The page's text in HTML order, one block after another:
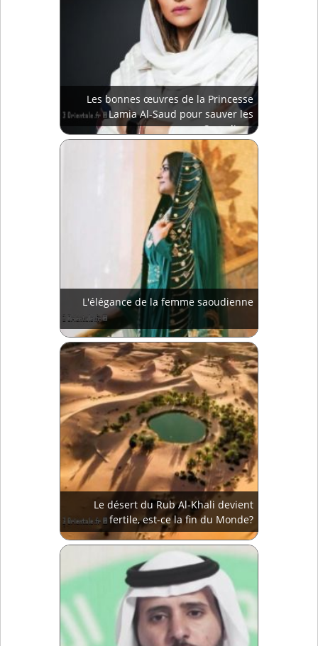
Les bonnes œuvres de la Princesse
Lamia Al-Saud pour sauver les
Saoudiens
L'élégance de la femme saoudienne
Le désert du Rub Al-Khali devient
fertile, est-ce la fin du Monde?